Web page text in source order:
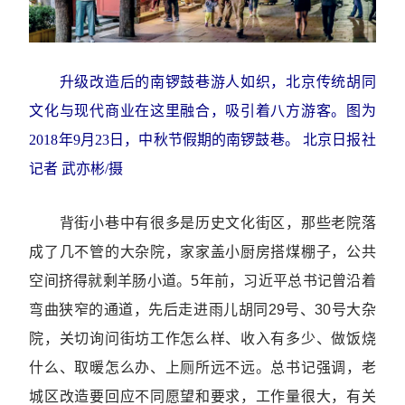
升级改造后的南锣鼓巷游人如织，北京传统胡同
文化与现代商业在这里融合，吸引着八方游客。图为
2018年9月23日，中秋节假期的南锣鼓巷。北京日报社
记者 武亦彬/摄
背街小巷中有很多是历史文化街区，那些老院落
成了几不管的大杂院，家家盖小厨房搭煤棚子，公共
空间挤得就剩羊肠小道。5年前，习近平总书记曾沿着
弯曲狭窄的通道，先后走进雨儿胡同29号、30号大杂
院，关切询问街坊工作怎么样、收入有多少、做饭烧
什么、取暖怎么办、上厕所远不远。总书记强调，老
城区改造要回应不同愿望和要求，工作量很大，有关